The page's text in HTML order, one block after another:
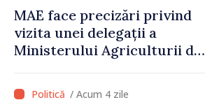
MAE face precizări privind
vizita unei delegații a
Ministerului Agriculturii din
/ Acum 4 zile